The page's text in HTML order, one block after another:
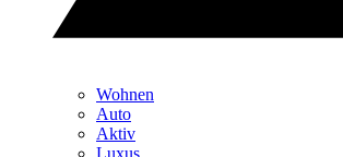
Wohnen
Auto
Aktiv
Luxus